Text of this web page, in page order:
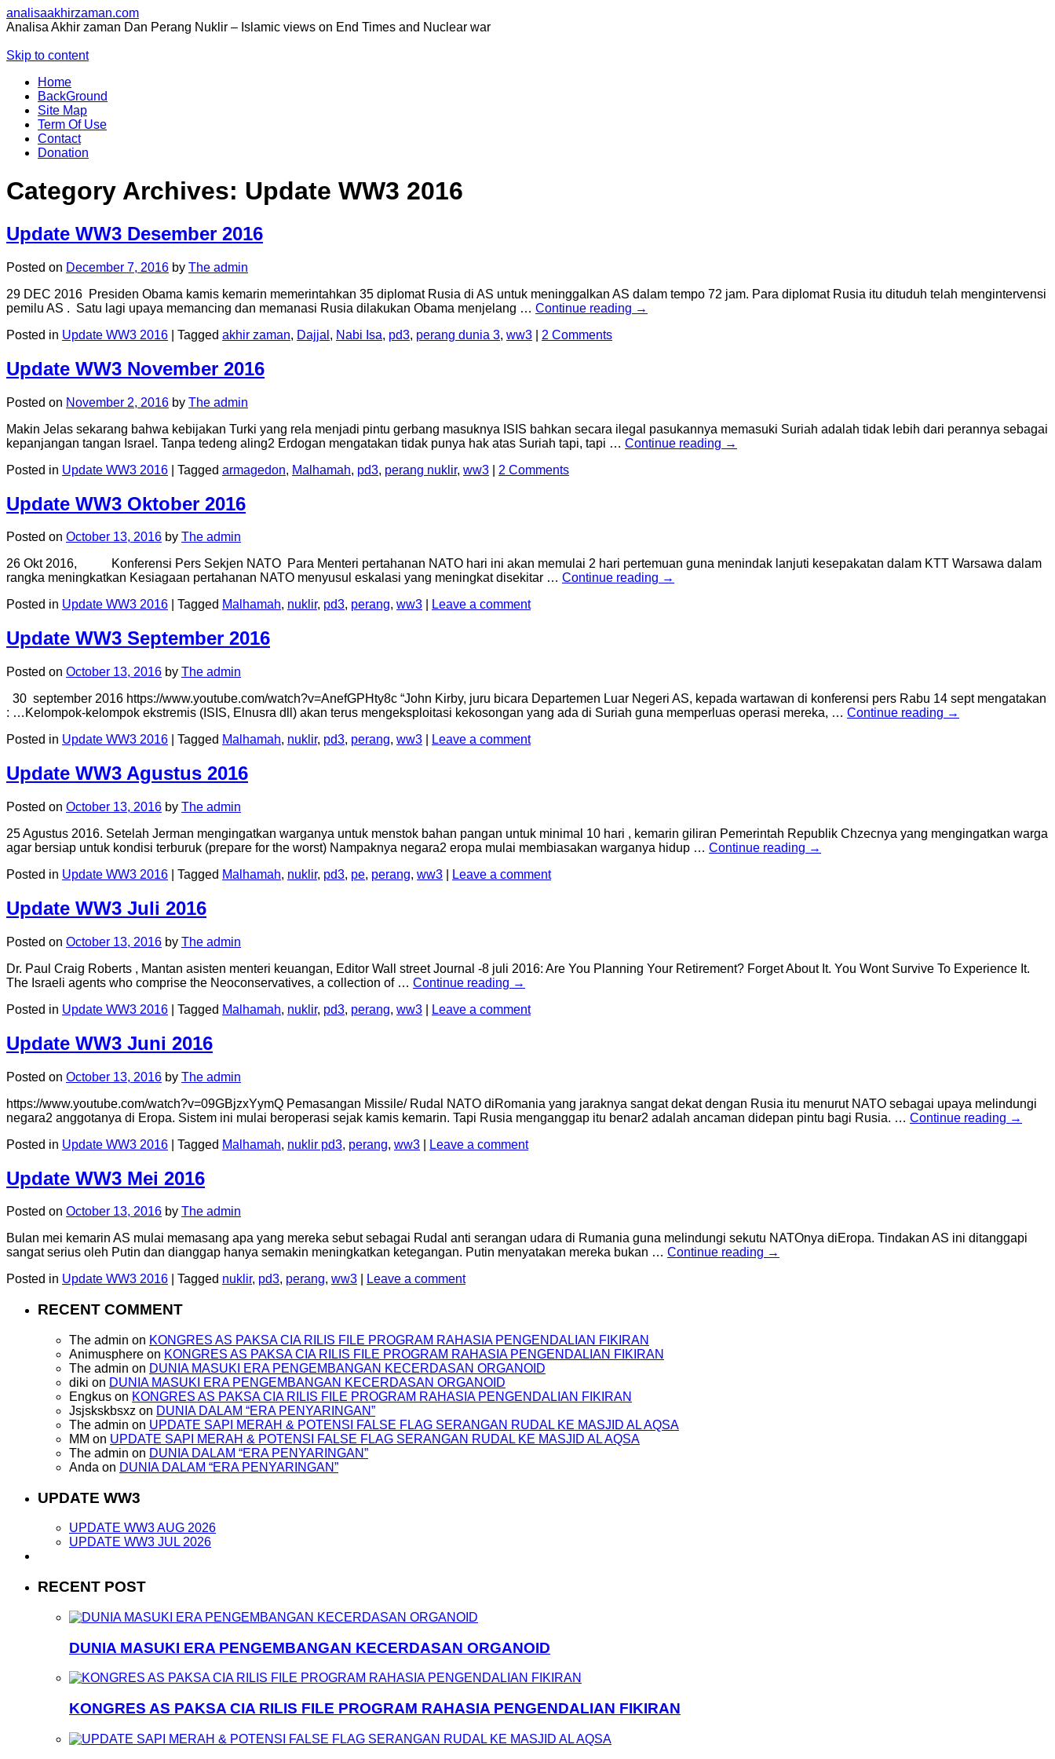
analisaakhirzaman.com
Analisa Akhir zaman Dan Perang Nuklir – Islamic views on End Times and Nuclear war
Skip to content
Home
BackGround
Site Map
Term Of Use
Contact
Donation
Category Archives: Update WW3 2016
Update WW3 Desember 2016
Posted on December 7, 2016 by The admin
29 DEC 2016 Presiden Obama kamis kemarin memerintahkan 35 diplomat Rusia di AS untuk meninggalkan AS dalam tempo 72 jam. Para diplomat Rusia itu dituduh telah mengintervensi
pemilu AS . Satu lagi upaya memancing dan memanasi Rusia dilakukan Obama menjelang … Continue reading →
Posted in Update WW3 2016 Tagged akhir zaman, Dajjal , Nabi Isa, pd3, perang dunia 3, ww3 2 Comments
Update WW3 November 2016
Posted on November 2, 2016 by The admin
Makin Jelas sekarang bahwa kebijakan Turki yang rela menjadi pintu gerbang masuknya ISIS bahkan secara ilegal pasukannya memasuki Suriah adalah tidak lebih dari perannya sebagai
kepanjangan tangan Israel. Tanpa tedeng aling2 Erdogan mengatakan tidak punya hak atas Suriah tapi, tapi … Continue reading →
Posted in Update WW3 2016 Tagged armagedon, Malhamah, pd3, perang nuklir, ww3 2 Comments
Update WW3 Oktober 2016
Posted on October 13, 2016 by The admin
26 Okt 2016, Konferensi Pers Sekjen NATO Para Menteri pertahanan NATO hari ini akan memulai 2 hari pertemuan guna menindak lanjuti kesepakatan dalam KTT Warsawa dalam
rangka meningkatkan Kesiagaan pertahanan NATO menyusul eskalasi yang meningkat disekitar … Continue reading →
Posted in Update WW3 2016 Tagged Malhamah, nuklir, pd3, perang, ww3 Leave a comment
Update WW3 September 2016
Posted on October 13, 2016 by The admin
30 september 2016 https://www.youtube.com/watch?v=AnefGPHty8c “John Kirby, juru bicara Departemen Luar Negeri AS, kepada wartawan di konferensi pers Rabu 14 sept mengatakan
: …Kelompok-kelompok ekstremis (ISIS, Elnusra dll) akan terus mengeksploitasi kekosongan yang ada di Suriah guna memperluas operasi mereka, … Continue reading →
Posted in Update WW3 2016 Tagged Malhamah, nuklir, pd3, perang, ww3 Leave a comment
Update WW3 Agustus 2016
Posted on October 13, 2016 by The admin
25 Agustus 2016. Setelah Jerman mengingatkan warganya untuk menstok bahan pangan untuk minimal 10 hari , kemarin giliran Pemerintah Republik Chzecnya yang mengingatkan warga
agar bersiap untuk kondisi terburuk (prepare for the worst) Nampaknya negara2 eropa mulai membiasakan warganya hidup … Continue reading →
Posted in Update WW3 2016 Tagged Malhamah, nuklir, pd3, pe, perang, ww3 Leave a comment
Update WW3 Juli 2016
Posted on October 13, 2016 by The admin
Dr. Paul Craig Roberts , Mantan asisten menteri keuangan, Editor Wall street Journal -8 juli 2016: Are You Planning Your Retirement? Forget About It. You Wont Survive To Experience It.
The Israeli agents who comprise the Neoconservatives, a collection of … Continue reading →
Posted in Update WW3 2016 Tagged Malhamah, nuklir, pd3, perang, ww3 Leave a comment
Update WW3 Juni 2016
Posted on October 13, 2016 by The admin
https://www.youtube.com/watch?v=09GBjzxYymQ Pemasangan Missile/ Rudal NATO diRomania yang jaraknya sangat dekat dengan Rusia itu menurut NATO sebagai upaya melindungi
negara2 anggotanya di Eropa. Sistem ini mulai beroperasi sejak kamis kemarin. Tapi Rusia menganggap itu benar2 adalah ancaman didepan pintu bagi Rusia. … Continue reading →
Posted in Update WW3 2016 Tagged Malhamah, nuklir pd3, perang, ww3 Leave a comment
Update WW3 Mei 2016
Posted on October 13, 2016 by The admin
Bulan mei kemarin AS mulai memasang apa yang mereka sebut sebagai Rudal anti serangan udara di Rumania guna melindungi sekutu NATOnya diEropa. Tindakan AS ini ditanggapi
sangat serius oleh Putin dan dianggap hanya semakin meningkatkan ketegangan. Putin menyatakan mereka bukan … Continue reading →
Posted in Update WW3 2016 Tagged nuklir, pd3, perang, ww3 Leave a comment
RECENT COMMENT
The admin on KONGRES AS PAKSA CIA RILIS FILE PROGRAM RAHASIA PENGENDALIAN FIKIRAN
Animusphere on KONGRES AS PAKSA CIA RILIS FILE PROGRAM RAHASIA PENGENDALIAN FIKIRAN
The admin on DUNIA MASUKI ERA PENGEMBANGAN KECERDASAN ORGANOID
diki on DUNIA MASUKI ERA PENGEMBANGAN KECERDASAN ORGANOID
Engkus on KONGRES AS PAKSA CIA RILIS FILE PROGRAM RAHASIA PENGENDALIAN FIKIRAN
Jsjskskbsxz on DUNIA DALAM “ERA PENYARINGAN”
The admin on UPDATE SAPI MERAH & POTENSI FALSE FLAG SERANGAN RUDAL KE MASJID AL AQSA
MM on UPDATE SAPI MERAH & POTENSI FALSE FLAG SERANGAN RUDAL KE MASJID AL AQSA
The admin on DUNIA DALAM “ERA PENYARINGAN”
Anda on DUNIA DALAM “ERA PENYARINGAN”
UPDATE WW3
UPDATE WW3 AUG 2026
UPDATE WW3 JUL 2026
RECENT POST
DUNIA MASUKI ERA PENGEMBANGAN KECERDASAN ORGANOID
KONGRES AS PAKSA CIA RILIS FILE PROGRAM RAHASIA PENGENDALIAN FIKIRAN